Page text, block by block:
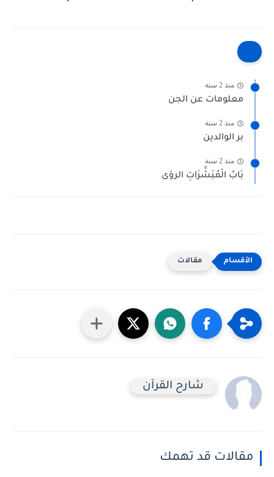
منذ 2 سنة
معلومات عن الجن
منذ 2 سنة
بر الوالدين
منذ 2 سنة
بَابُ الْمُبَشِّرَاتِ الرؤى
مقالات
شارح القرآن
مقالات قد تهمك